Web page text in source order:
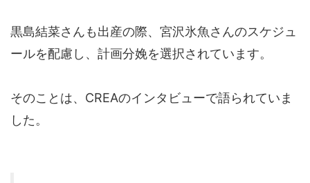
黒島結菜さんも出産の際、宮沢氷魚さんのスケジュ
ールを配慮し、計画分娩を選択されています。
そのことは、CREAのインタビューで語られていま
した。